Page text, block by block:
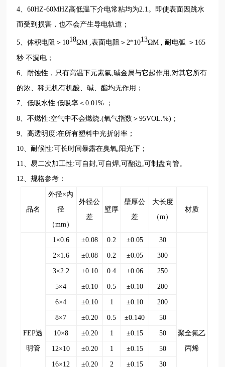
4、60HZ-60MHZ高低温下介电常粘均为2.1。即使表面因跳水
而受到损害，也不会产生导电轨道 ；
5、体积电阻＞1018ΩM ,表面电阻＞2*1013ΩM , 耐电弧 ＞165
秒 不漏电 ；
6、耐蚀性 ， 只有高温下元素氟,碱金属与它起作用,对其它所有
的浓、稀无机有机酸、碱、酯均无作用 ；
7、低吸水性:低吸率＜0.01% ；
8 、不燃性:空气中不会燃烧.(氧气指数＞95VOL.%) ；
9 、高透明度:在所有塑料中光折射率 ；
10 、耐候性:可长时间暴露在臭氧,阳光下 ；
1 1 、易二次加工性:可自封,可自焊,可翻边,可制盘向管 。
12 、规格参考：
品名
外径×内
径
（mm）
外径公
差
壁厚
壁厚公
差
大长度
（m）
材质
FEP透
明管
1×0.6 ±0.08 0.2 ±0.05 30
聚全氟乙
丙烯
2×1.6 ±0.08 0.2 ±0.05 300
3×2.2 ±0.10 0.4 ±0.06 250
5×4 ±0.10 0.5 ±0.10 200
6×4 ±0.10 1 ±0.10 200
8×7 ±0.20 0.5 ±0.140 50
10×8 ±0.20 1 ±0.15 50
12×10 ±0.20 1 ±0.15 50
16×12 ±0.20 2 ±0.15 30